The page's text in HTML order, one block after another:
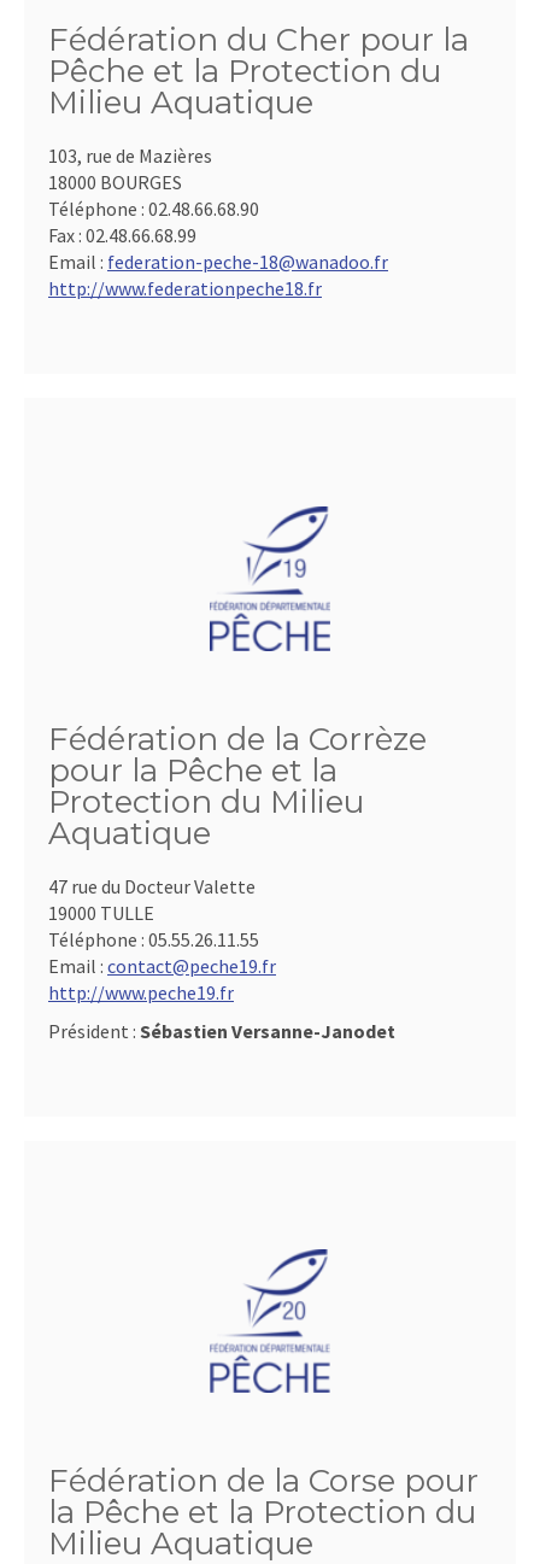
Fédération du Cher pour la
Pêche et la Protection du
Milieu Aquatique
103, rue de Mazières
18000 BOURGES
Téléphone : 02.48.66.68.90
Fax : 02.48.66.68.99
Email : federation-peche-18@wanadoo.fr
http://www.federationpeche18.fr
Fédération de la Corrèze
pour la Pêche et la
Protection du Milieu
Aquatique
47 rue du Docteur Valette
19000 TULLE
Téléphone : 05.55.26.11.55
Email : contact@peche19.fr
http://www.peche19.fr
Président : Sébastien Versanne-Janodet
Fédération de la Corse pour
la Pêche et la Protection du
Milieu Aquatique